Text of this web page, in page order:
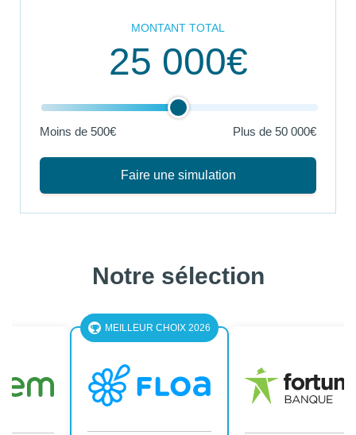
MONTANT TOTAL
25 000€
Moins de 500€ Plus de 50 000€
Faire une simulation
Notre sélection
CHOIX 2026